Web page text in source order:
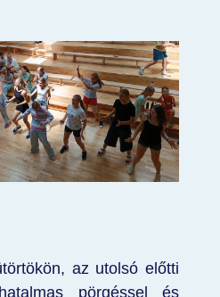
az utolsó előtti
pörgéssel és